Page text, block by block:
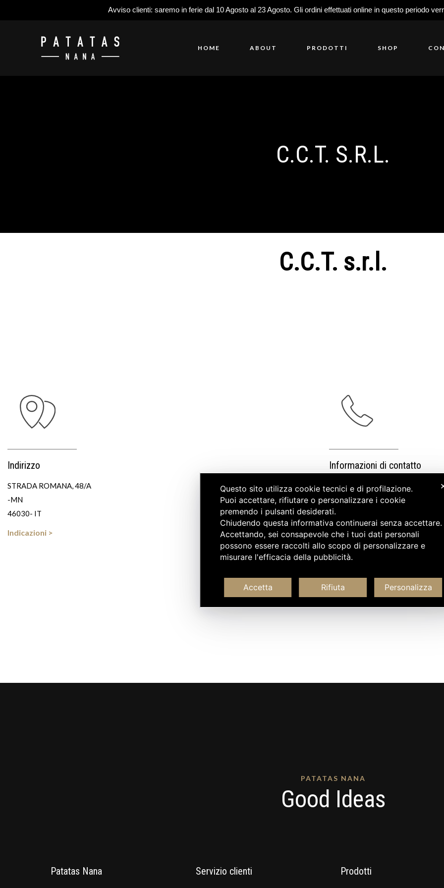
Avviso clienti: saremo in ferie dal 10 Agosto al 23 Agosto. Gli ordini effettuati online in questo periodo
HOME ABOUT PRODOTTI SHOP
C.C.T. S.R.L.
C.C.T. s.r.l.
Indirizzo
STRADA ROMANA, 48/A
-MN
46030- IT
Indicazioni >
Informazioni di contatto
Questo sito utilizza cookie tecnici e di profilazione.
Puoi accettare, rifiutare o personalizzare i cookie
premendo i pulsanti desiderati.
Chiudendo questa informativa continuerai senza
Accettando, sei consapevole che i tuoi dati personali
possono essere raccolti allo scopo di personalizzare e
misurare l'efficacia della pubblicità.
Accetta Rifiuta Personalizza
PATATAS NANA
Good Ideas
Patatas Nana Servizio clienti Prodotti